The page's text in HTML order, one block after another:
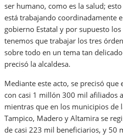
ser humano, como es la salud;
está trabajando coordinadamente
gobierno Estatal y por supuesto
tenemos que trabajar los tres
sobre todo en un tema tan
precisó la alcaldesa.
Mediante este acto, se precisó que
con casi 1 millón 300 mil afiliados
mientras que en los municipios de
Tampico, Madero y Altamira se
de casi 223 mil beneficiarios, y 50